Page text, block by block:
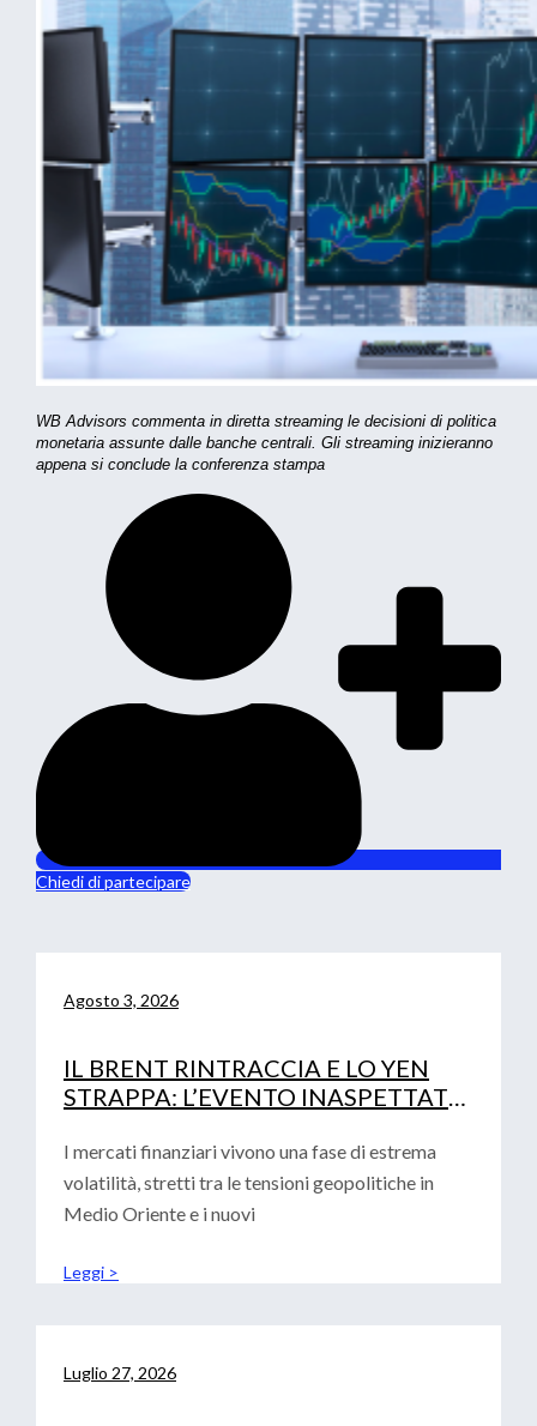
WB Advisors commenta in diretta streaming le decisioni di politica
monetaria assunte dalle banche centrali. Gli streaming inizieranno
appena si conclude la conferenza stampa
Chiedi di partecipare
Agosto 3, 2026
IL BRENT RINTRACCIA E LO YEN
STRAPPA: L’EVENTO INASPETTATO
I mercati finanziari vivono una fase di estrema
volatilità, stretti tra le tensioni geopolitiche in
Medio Oriente e i nuovi
Leggi >
Luglio 27, 2026